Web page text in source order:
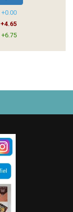
+0.00
+4.65
+6.75